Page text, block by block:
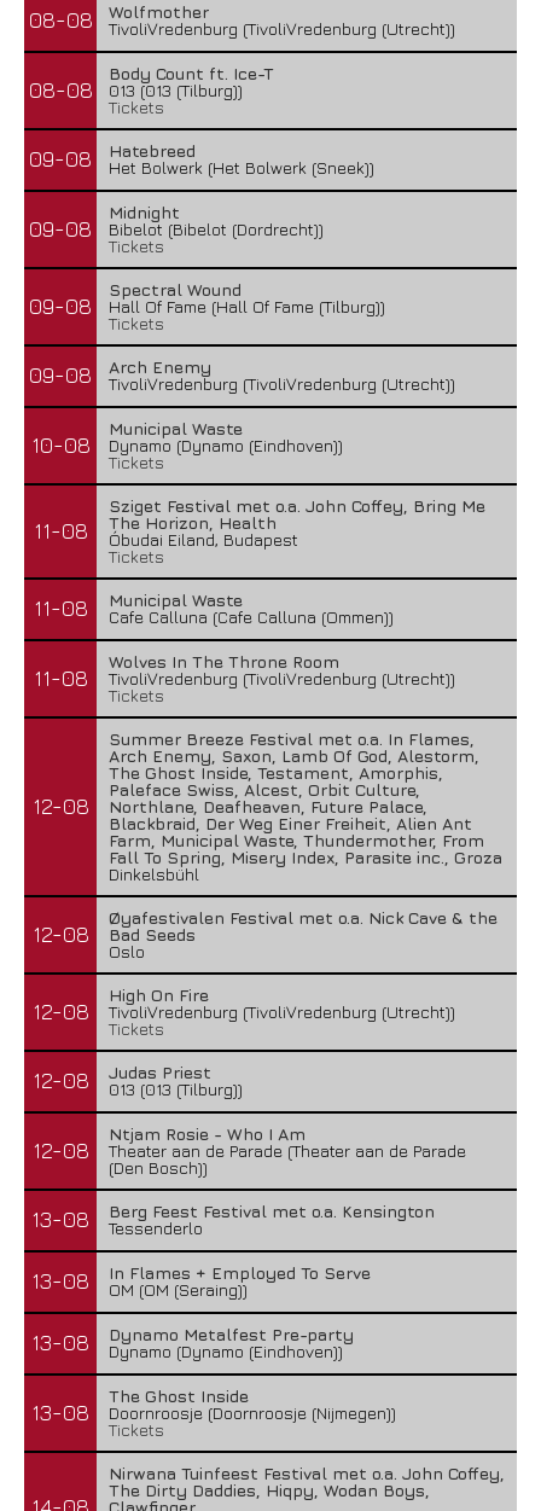
08-08
Wolfmother
TivoliVredenburg (TivoliVredenburg (Utrecht))
08-08
Body Count ft. Ice-T
013 (013 (Tilburg))
Tickets
09-08
Hatebreed
Het Bolwerk (Het Bolwerk (Sneek))
09-08
Midnight
Bibelot (Bibelot (Dordrecht))
Tickets
09-08
Spectral Wound
Hall Of Fame (Hall Of Fame (Tilburg))
Tickets
09-08
Arch Enemy
TivoliVredenburg (TivoliVredenburg (Utrecht))
10-08
Municipal Waste
Dynamo (Dynamo (Eindhoven))
Tickets
11-08
Sziget Festival met o.a. John Coffey, Bring Me
The Horizon, Health
Óbudai Eiland, Budapest
Tickets
11-08
Municipal Waste
Cafe Calluna (Cafe Calluna (Ommen))
11-08
Wolves In The Throne Room
TivoliVredenburg (TivoliVredenburg (Utrecht))
Tickets
12-08
Summer Breeze Festival met o.a. In Flames,
Arch Enemy, Saxon, Lamb Of God, Alestorm,
The Ghost Inside, Testament, Amorphis,
Paleface Swiss, Alcest, Orbit Culture,
Northlane, Deafheaven, Future Palace,
Blackbraid, Der Weg Einer Freiheit, Alien Ant
Farm, Municipal Waste, Thundermother, From
Fall To Spring, Misery Index, Parasite inc., Groza
Dinkelsbühl
12-08
Øyafestivalen Festival met o.a. Nick Cave & the
Bad Seeds
Oslo
12-08
High On Fire
TivoliVredenburg (TivoliVredenburg (Utrecht))
Tickets
12-08
Judas Priest
013 (013 (Tilburg))
12-08
Ntjam Rosie - Who I Am
Theater aan de Parade (Theater aan de Parade
(Den Bosch))
13-08
Berg Feest Festival met o.a. Kensington
Tessenderlo
13-08
In Flames + Employed To Serve
OM (OM (Seraing))
13-08
Dynamo Metalfest Pre-party
Dynamo (Dynamo (Eindhoven))
13-08
The Ghost Inside
Doornroosje (Doornroosje (Nijmegen))
Tickets
Nirwana Tuinfeest Festival met o.a. John Coffey,
The Dirty Daddies, Hiqpy, Wodan Boys,
Clawfinger